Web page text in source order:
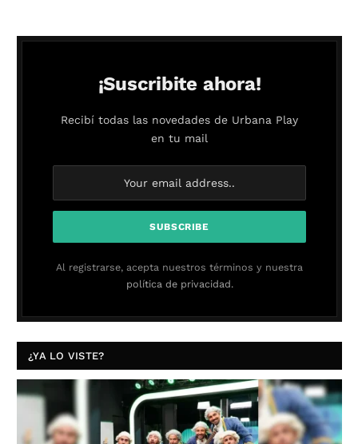
¡Suscribite ahora!
Recibí todas las novedades de Urbana Play
en tu mail
Al registrarse, acepta nuestros términos y nuestra
política de privacidad.
¿YA LO VISTE?